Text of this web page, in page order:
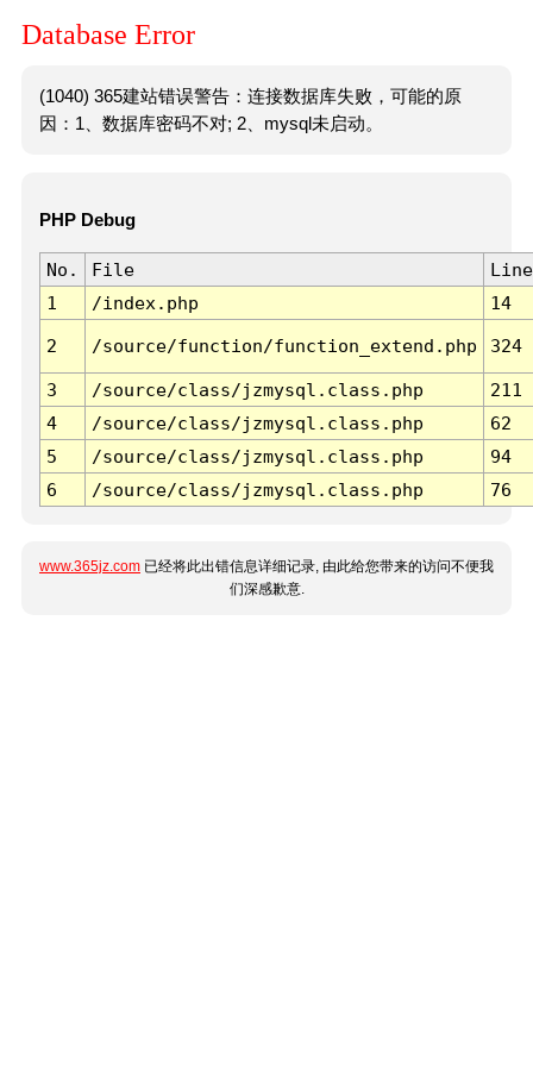
Database Error
(1040) 365建站错误警告：连接数据库失败，可能的原
因：1、数据库密码不对; 2、mysql未启动。
PHP Debug
No. File
Line
1
/index.php 14
2 /source/function/function_extend.php 324
3 /source/class/jzmysql.class.php
211
4
/source/class/jzmysql.class.php
62
5
/source/class/jzmysql.class.php
94
6
/source/class/jzmysql.class.php 76
www.365jz.com 已经将此出错信息详细记录, 由此给您带来的访问不便我
们深感歉意.